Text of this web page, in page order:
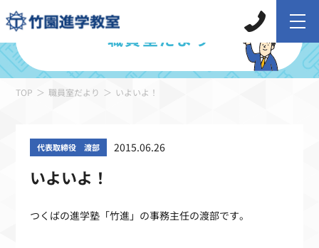
職員室だより
TOP 職員室だより いよいよ！
代表取締役 渡部 2015.06.26
いよいよ！
つくばの進学塾「竹進」の事務主任の渡部です。